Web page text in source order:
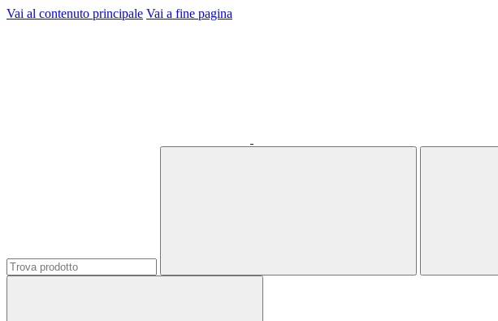
Vai al contenuto principale Vai a fine pagina